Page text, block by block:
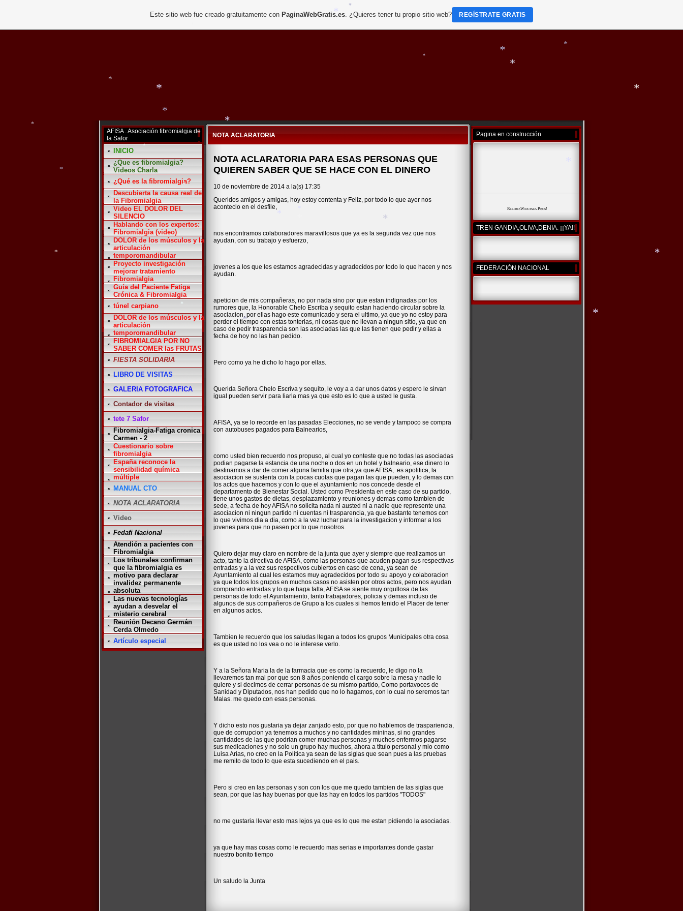
AFISA . Asociación fibromialgia de
la Safor
INICIO
¿Que es fibromialgia?
Videos Charla
¿Qué es la fibromialgia?
Descubierta la causa real de
la Fibromialgia
Video EL DOLOR DEL
SILENCIO
Hablando con los expertos:
Fibromialgia (video)
DOLOR de los músculos y la
articulación
temporomandibular
Proyecto investigación
mejorar tratamiento
Fibromialgia
Guía del Paciente Fatiga
Crónica & Fibromialgia
túnel carpiano
DOLOR de los músculos y la
articulación
temporomandibular
FIBROMIALGIA POR NO
SABER COMER las FRUTAS
FIESTA SOLIDARIA
LIBRO DE VISITAS
GALERIA FOTOGRAFICA
Contador de visitas
tete 7 Safor
Fibromialgia-Fatiga cronica
Carmen - 2
Cuestionario sobre
fibromialgia
España reconoce la
sensibilidad química
múltiple
MANUAL CTO
NOTA ACLARATORIA
Video
Fedafi Nacional
Atendión a pacientes con
Fibromialgia
Los tribunales confirman
que la fibromialgia es
motivo para declarar
invalidez permanente
absoluta
Las nuevas tecnologías
ayudan a desvelar el
misterio cerebral
Reunión Decano Germán
Cerda Olmedo
Artículo especial
NOTA ACLARATORIA
NOTA ACLARATORIA PARA ESAS PERSONAS QUE
QUIEREN SABER QUE SE HACE CON EL DINERO
10 de noviembre de 2014 a la(s) 17:35
Queridos amigos y amigas, hoy estoy contenta y Feliz, por todo lo que ayer nos
acontecio en el desfile,
nos encontramos colaboradores maravillosos que ya es la segunda vez que nos
ayudan, con su trabajo y esfuerzo,
jovenes a los que les estamos agradecidas y agradecidos por todo lo que hacen y nos
ayudan.
apeticion de mis compañeras, no por nada sino por que estan indignadas por los
rumores que, la Honorable Chelo Escriba y sequito estan haciendo circular sobre la
asociacion, por ellas hago este comunicado y sera el ultimo, ya que yo no estoy para
perder el tiempo con estas tonterias, ni cosas que no llevan a ningun sitio, ya que en
caso de pedir trasparencia son las asociadas las que las tienen que pedir y ellas a
fecha de hoy no las han pedido.
Pero como ya he dicho lo hago por ellas.
Querida Señora Chelo Escriva y sequito, le voy a a dar unos datos y espero le sirvan
igual pueden servir para liarla mas ya que esto es lo que a usted le gusta.
AFISA, ya se lo recorde en las pasadas Elecciones, no se vende y tampoco se compra
con autobuses pagados para Balnearios,
como usted bien recuerdo nos propuso, al cual yo conteste que no todas las asociadas
podian pagarse la estancia de una noche o dos en un hotel y balneario, ese dinero lo
destinamos a dar de comer alguna familia que otra,ya que AFISA, es apolitica, la
asociacion se sustenta con la pocas cuotas que pagan las que pueden, y lo demas con
los actos que hacemos y con lo que el ayuntamiento nos concede desde el
departamento de Bienestar Social. Usted como Presidenta en este caso de su partido,
tiene unos gastos de dietas, desplazamiento y reuniones y demas como tambien de
sede, a fecha de hoy AFISA no solicita nada ni austed ni a nadie que represente una
asociacion ni ningun partido ni cuentas ni trasparencia, ya que bastante tenemos con
lo que vivimos dia a dia, como a la vez luchar para la investigacion y informar a los
jovenes para que no pasen por lo que nosotros.
Quiero dejar muy claro en nombre de la junta que ayer y siempre que realizamos un
acto, tanto la directiva de AFISA, como las personas que acuden pagan sus respectivas
entradas y a la vez sus respectivos cubiertos en caso de cena, ya sean de
Ayuntamiento al cual les estamos muy agradecidos por todo su apoyo y colaboracion
ya que todos los grupos en muchos casos no asisten por otros actos, pero nos ayudan
comprando entradas y lo que haga falta, AFISA se siente muy orgullosa de las
personas de todo el Ayuntamiento, tanto trabajadores, policia y demas incluso de
algunos de sus compañeros de Grupo a los cuales si hemos tenido el Placer de tener
en algunos actos.
Tambien le recuerdo que los saludas llegan a todos los grupos Municipales otra cosa
es que usted no los vea o no le interese verlo.
Y a la Señora Maria la de la farmacia que es como la recuerdo, le digo no la
llevaremos tan mal por que son 8 años poniendo el cargo sobre la mesa y nadie lo
quiere y si decimos de cerrar personas de su mismo partido, Como portavoces de
Sanidad y Diputados, nos han pedido que no lo hagamos, con lo cual no seremos tan
Malas. me quedo con esas personas.
Y dicho esto nos gustaria ya dejar zanjado esto, por que no hablemos de traspariencia,
que de corrupcion ya tenemos a muchos y no cantidades mininas, si no grandes
cantidades de las que podrian comer muchas personas y muchos enfermos pagarse
sus medicaciones y no solo un grupo hay muchos, ahora a titulo personal y mio como
Luisa Arias, no creo en la Politica ya sean de las siglas que sean pues a las pruebas
me remito de todo lo que esta sucediendo en el pais.
Pero si creo en las personas y son con los que me quedo tambien de las siglas que
sean, por que las hay buenas por que las hay en todos los partidos "TODOS"
no me gustaria llevar esto mas lejos ya que es lo que me estan pidiendo la asociadas.
ya que hay mas cosas como le recuerdo mas serias e importantes donde gastar
nuestro bonito tiempo
Un saludo la Junta
Pagina en construcción
RelojesWeb para Pisos!
TREN GANDIA,OLIVA,DENIA. ¡¡YA!!
FEDERACIÓN NACIONAL
Este sitio web fue creado gratuitamente con PaginaWebGratis.es. ¿Quieres tener tu propio sitio web? REGÍSTRATE GRATIS
*
*
*
*
*
*
*
*
*